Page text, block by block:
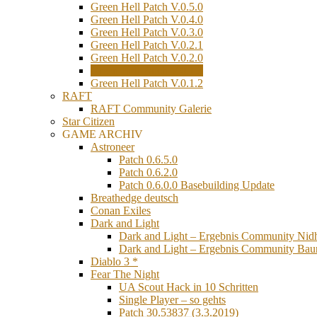
Green Hell Patch V.0.5.0
Green Hell Patch V.0.4.0
Green Hell Patch V.0.3.0
Green Hell Patch V.0.2.1
Green Hell Patch V.0.2.0
Green Hell Patch V.0.1.2
RAFT
RAFT Community Galerie
Star Citizen
GAME ARCHIV
Astroneer
Patch 0.6.5.0
Patch 0.6.2.0
Patch 0.6.0.0 Basebuilding Update
Breathedge deutsch
Conan Exiles
Dark and Light
Dark and Light – Ergebnis Community
Dark and Light – Ergebnis Community
Diablo 3 *
Fear The Night
UA Scout Hack in 10 Schritten
Single Player – so gehts
Patch 30.53837 (3.3.2019)